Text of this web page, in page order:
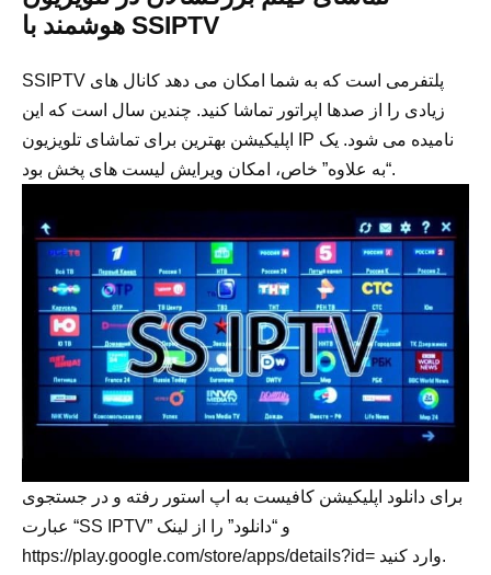
هوشمند با SSIPTV
SSIPTV پلتفرمی است که به شما امکان می دهد کانال های
زیادی را از صدها اپراتور تماشا کنید. چندین سال است که این
اپلیکیشن بهترین برای تماشای تلویزیون IP نامیده می شود. یک
“به علاوه” خاص، امکان ویرایش لیست های پخش بود.
برای دانلود اپلیکیشن کافیست به اپ استور رفته و در جستجوی
عبارت “SS IPTV” و “دانلود” را از لینک
https://play.google.com/store/apps/details?id= وارد کنید.